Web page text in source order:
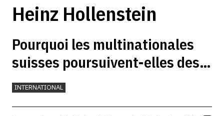
Heinz Hollenstein
Pourquoi les multinationales
suisses poursuivent-elles des
stratégies d’investissement
différentes à l’étranger ?
INTERNATIONAL